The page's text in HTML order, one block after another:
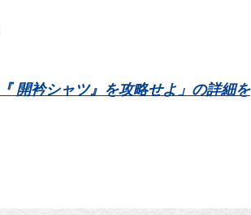
開衿シャツ』を攻略せよ」の詳細を